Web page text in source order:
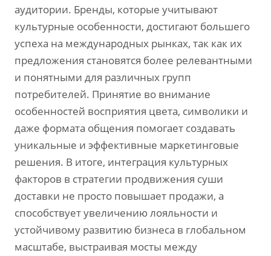
аудитории. Бренды, которые учитывают
культурные особенности, достигают большего
успеха на международных рынках, так как их
предложения становятся более релевантными
и понятными для различных групп
потребителей. Принятие во внимание
особенностей восприятия цвета, символики и
даже формата общения помогает создавать
уникальные и эффективные маркетинговые
решения. В итоге, интеграция культурных
факторов в стратегии продвижения суши
доставки не просто повышает продажи, а
способствует увеличению лояльности и
устойчивому развитию бизнеса в глобальном
масштабе, выстраивая мосты между